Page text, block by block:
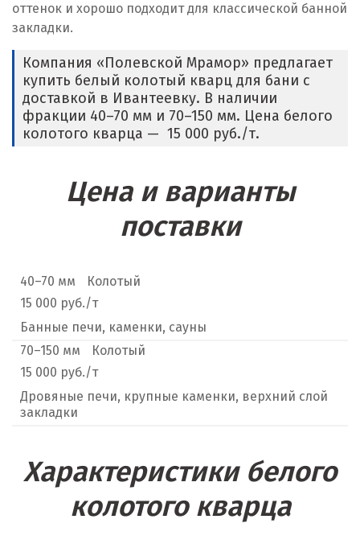
оттенок и хорошо подходит для классической банной
закладки.
Компания «Полевской Мрамор» предлагает
купить белый колотый кварц для бани с
доставкой в Ивантеевку. В наличии
фракции 40–70 мм и 70–150 мм. Цена белого
колотого кварца — 15 000 руб./т.
Цена и варианты
поставки
40–70 мм
Колотый
15 000 руб./т
Банные печи, каменки, сауны
70–150 мм
Колотый
15 000 руб./т
Дровяные печи, крупные каменки, верхний слой
закладки
Характеристики белого
колотого кварца